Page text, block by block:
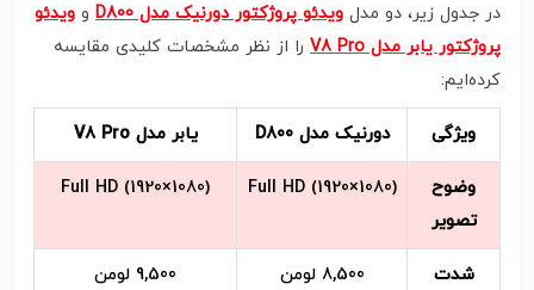
در جدول زیر، دو مدل ویدئو پروژکتور دورنیک مدل D800 و ویدئو
پروژکتور یابر مدل V8 Pro
را از نظر مشخصات کلیدی مقایسه
کرده‌ایم:
ویژگی دورنیک مدل D800 یابر مدل V8 Pro
وضوح
تصویر
Full HD (1920×1080)
Full HD (1920×1080)
شدت
8,500 لومن 9,500 لومن